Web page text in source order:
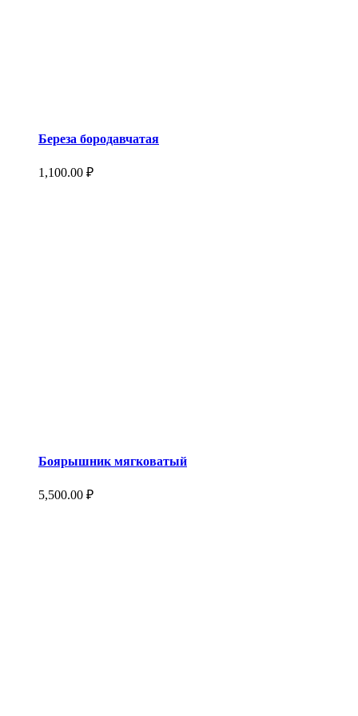
Береза бородавчатая
1,100.00 ₽
Боярышник мягковатый
5,500.00 ₽